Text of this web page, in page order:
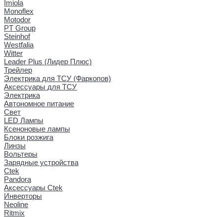
Imiola
Monoflex
Motodor
PT Group
Steinhof
Westfalia
Witter
Leader Plus (Лидер Плюс)
Трейлер
Электрика для ТСУ (Фаркопов)
Аксессуары для ТСУ
Электрика
Автономное питание
Свет
LED Лампы
Ксеноновые лампы
Блоки розжига
Линзы
Вольтеры
Зарядные устройства
Ctek
Pandora
Аксессуары Ctek
Инверторы
Neoline
Ritmix